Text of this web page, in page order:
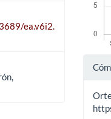
ea.v6i2.